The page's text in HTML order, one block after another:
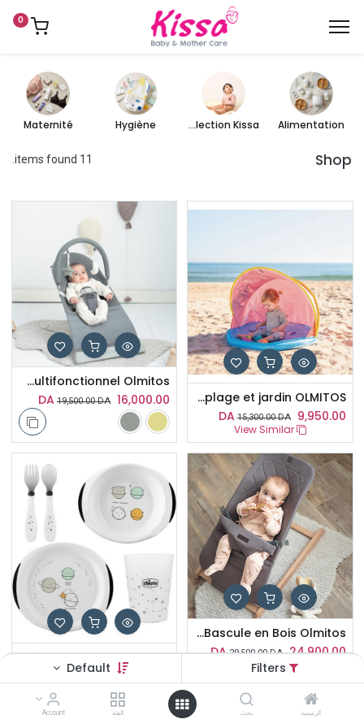
Filters
Default
الرئيسية بحث الفئة Account
0
Alimentation
Collection Kissa
Hygiène
Maternité
Shop
11 items found.
Tente Anti UV Pour plage et jardin OLMITOS
9,950.00
15,300.00DA
View Similar
Transat Multifonctionnel Olmitos
16,000.00
19,500.00DA
Transat avec Bascule en Bois Olmitos
24,900.00
DA
29,500.00DA
Set repas Noir & Blanc Planètes 5pcs 18M+ Chicco
6,700.00
DA